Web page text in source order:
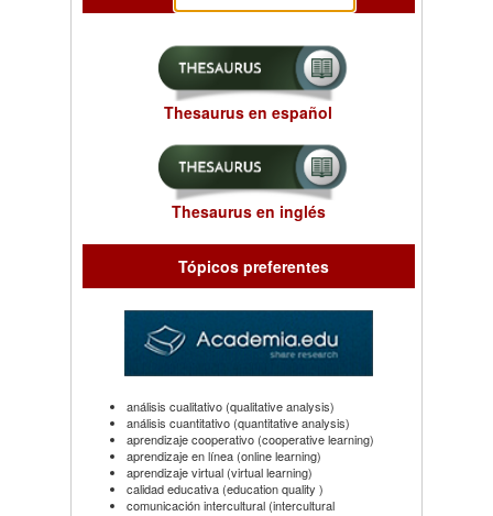
Thesaurus en español
Thesaurus en inglés
Tópicos preferentes
análisis cualitativo (qualitative analysis)
análisis cuantitativo (quantitative analysis)
aprendizaje cooperativo (cooperative learning)
aprendizaje en línea (online learning)
aprendizaje virtual (virtual learning)
calidad educativa (education quality )
comunicación intercultural (intercultural